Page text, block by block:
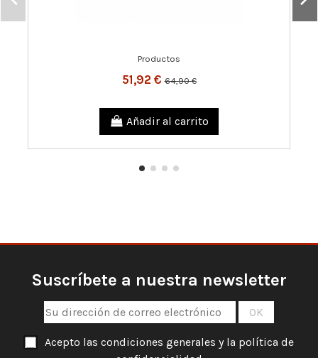
Productos
51,92 €64,90 €
Añadir al carrito
Suscríbete a nuestra newsletter
Acepto las condiciones generales y la política de